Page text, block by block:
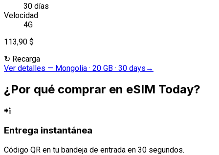
30 días
Velocidad
4G
113,90 $
↻ Recarga
Ver detalles — Mongolia · 20 GB · 30 days →
¿Por qué comprar en eSIM Today?
📲
Entrega instantánea
Código QR en tu bandeja de entrada en 30 segundos.